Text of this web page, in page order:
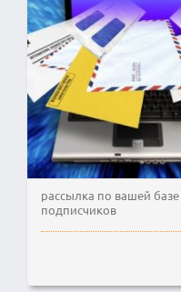
рассылка по вашей
подписчиков